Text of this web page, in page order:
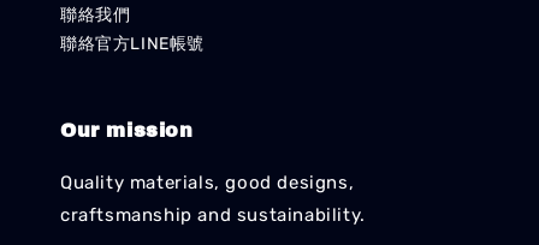
聯絡我們
聯絡官方LINE帳號
Our mission
Quality materials, good designs,
craftsmanship and sustainability.